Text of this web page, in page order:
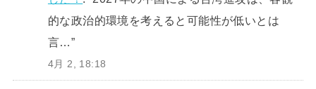
的な政治的環境を考えると可能性が低いとは
言…”
4月 2, 18:18